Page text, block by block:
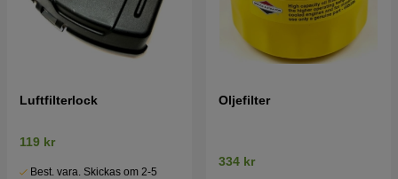
Luftfilterlock
119 kr
Best. vara. Skickas om 2-5
Oljefilter
334 kr